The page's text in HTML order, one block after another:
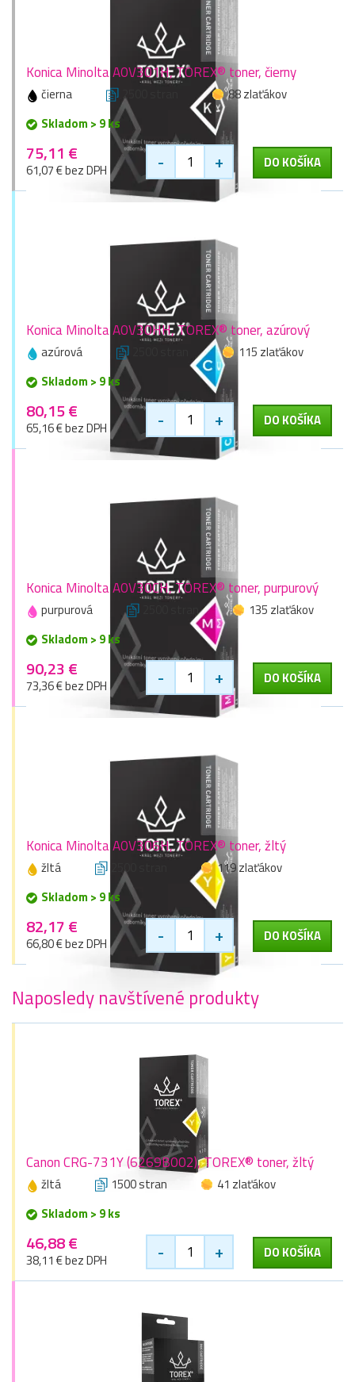
Konica Minolta A0V301H, TOREX® toner, čierny
čierna 2500 stran
88 zlaťákov
Skladom > 9 ks
75,11 €
61,07 € bez DPH - + DO KOŠÍKA
Konica Minolta A0V30HH, TOREX® toner, azúrový
azúrová
115 zlaťákov
Skladom > 9 ks
80,15 €
65,16 € bez DPH - + DO KOŠÍKA
Konica Minolta A0V30CH, TOREX® toner, purpurový
purpurová 2500 stran
135 zlaťákov
Skladom > 9 ks
90,23 €
73,36 € bez DPH - + DO KOŠÍKA
Konica Minolta A0V306H, TOREX® toner, žltý
žltá 2500 stran
119 zlaťákov
Skladom > 9 ks
82,17 €
66,80 € bez DPH - + DO KOŠÍKA
Naposledy navštívené produkty
Canon CRG-731Y (6269B002), TOREX® toner, žltý
žltá 1500 stran
41 zlaťákov
Skladom > 9 ks
46,88 €
38,11 € bez DPH - + DO KOŠÍKA